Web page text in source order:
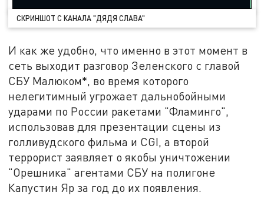
СКРИНШОТ С КАНАЛА "ДЯДЯ СЛАВА"
И как же удобно, что именно в этот момент в
сеть выходит разговор Зеленского с главой
СБУ Малюком*, во время которого
нелегитимный угрожает дальнобойными
ударами по России ракетами "Фламинго",
использовав для презентации сцены из
голливудского фильма и CGI, а второй
террорист заявляет о якобы уничтожении
"Орешника" агентами СБУ на полигоне
Капустин Яр за год до их появления.